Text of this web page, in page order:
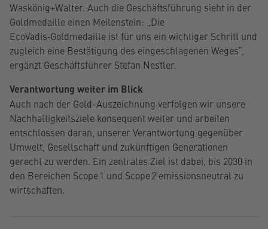
Waskönig+Walter. Auch die Geschäftsführung sieht in der
Goldmedaille einen Meilenstein: „Die
EcoVadis‑Goldmedaille ist für uns ein wichtiger Schritt und
zugleich eine Bestätigung des eingeschlagenen Weges“,
ergänzt Geschäftsführer Stefan Nestler.
Verantwortung weiter im Blick
Auch nach der Gold-Auszeichnung verfolgen wir unsere
Nachhaltigkeitsziele konsequent weiter und arbeiten
entschlossen daran, unserer Verantwortung gegenüber
Umwelt, Gesellschaft und zukünftigen Generationen
gerecht zu werden. Ein zentrales Ziel ist dabei, bis 2030 in
den Bereichen Scope 1 und Scope 2 emissionsneutral zu
wirtschaften.